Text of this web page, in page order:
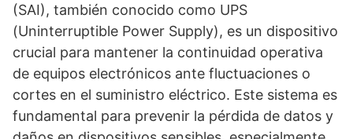
(SAI), también conocido como UPS
(Uninterruptible Power Supply), es un dispositivo
crucial para mantener la continuidad operativa
de equipos electrónicos ante fluctuaciones o
cortes en el suministro eléctrico. Este sistema es
fundamental para prevenir la pérdida de datos y